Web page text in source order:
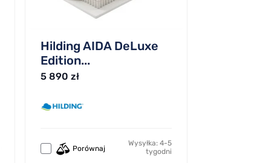
Hilding AIDA DeLuxe
Edition...
5 890 zł
Porównaj
Wysyłka: 4-5
tygodni